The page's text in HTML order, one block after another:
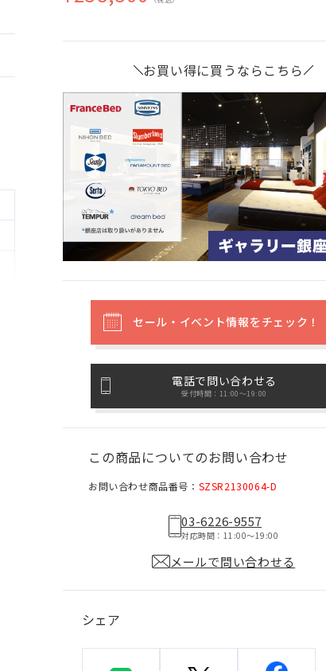
お買い得に買うならこちら
セール・イベント情報をチェック！
電話で問い合わせる
受付時間：11:00〜19:00
この商品についてのお問い合わせ
お問い合わせ商品番号： SZSR2130064-D
03-6226-9557
対応時間：11:00〜19:00
メールで問い合わせる
シェア